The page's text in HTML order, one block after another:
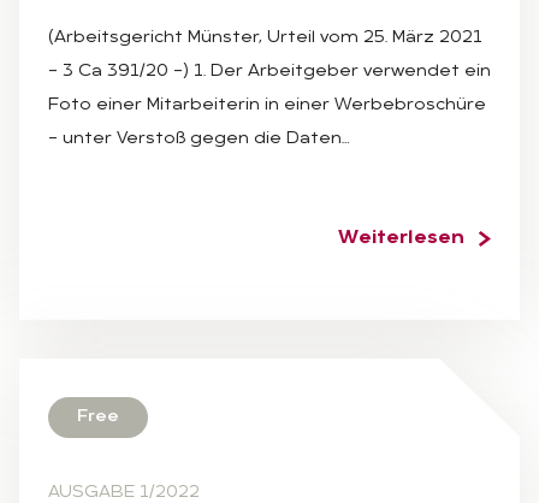
(Arbeitsgericht Münster, Urteil vom 25. März 2021
– 3 Ca 391/20 –) 1. Der Arbeitgeber verwendet ein
Foto einer Mitarbeiterin in einer Werbebroschüre
– unter Verstoß gegen die Daten…
Weiterlesen
Free
AUSGABE 1/2022